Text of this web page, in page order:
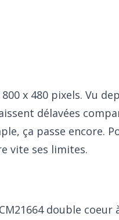
x 480 pixels. Vu
délavées
ça passe encore.
vite ses limites.
double coeur